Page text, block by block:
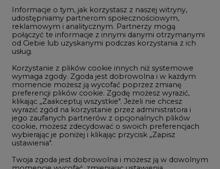
Gospodarka
Geopolityka
LTE450
Innowacje i AI
Telekomunikacja i IT
Handel emisjami CO2
Wodór
Górnictwo
Informacje o tym, jak korzystasz z naszej witryny,
udostępniamy partnerom społecznościowym,
reklamowym i analitycznym. Partnerzy mogą
połączyć te informacje z innymi danymi otrzymanymi
od Ciebie lub uzyskanymi podczas korzystania z ich
usług.
Korzystanie z plików cookie innych niż systemowe
wymaga zgody. Zgoda jest dobrowolna i w każdym
momencie możesz ją wycofać poprzez zmianę
preferencji plików cookie. Zgodę możesz wyrazić,
klikając „Zaakceptuj wszystkie". Jeżeli nie chcesz
wyrazić zgód na korzystanie przez administratora i
jego zaufanych partnerów z opcjonalnych plików
cookie, możesz zdecydować o swoich preferencjach
wybierając je poniżej i klikając przycisk „Zapisz
ustawienia".
Twoja zgoda jest dobrowolna i możesz ją w dowolnym